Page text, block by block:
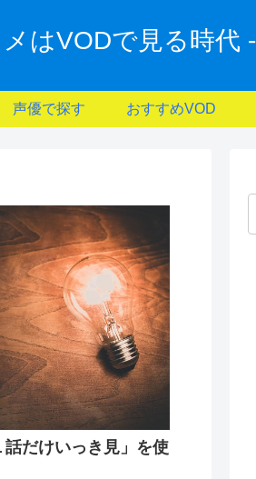
はVODで見る時代 -
声優で探す おすすめVOD
だけいっき見」を使